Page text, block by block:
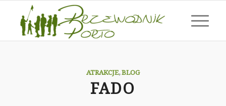
ATRAKCJE,BLOG
FADO